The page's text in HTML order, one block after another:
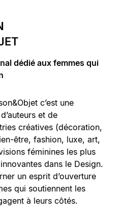
dédié aux femmes qui
c’est une
et de
créatives (décoration,
être, fashion, luxe, art,
féminines les plus
dans le Design.
un esprit d’ouverture
qui soutiennent les
à leurs côtés.